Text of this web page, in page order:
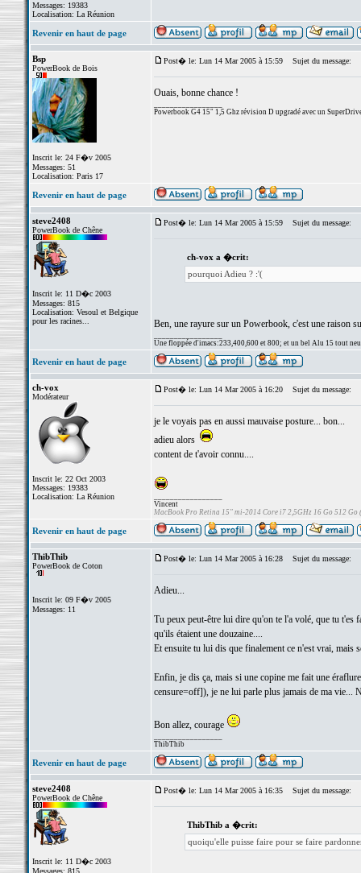
Messages: 19383
Localisation: La Réunion
Revenir en haut de page
Bsp
PowerBook de Bois
Inscrit le: 24 F�v 2005
Messages: 51
Localisation: Paris 17
Post� le: Lun 14 Mar 2005 à 15:59 Sujet du message:
Ouais, bonne chance !
Powerbook G4 15" 1,5 Ghz révision D upgradé avec un
Revenir en haut de page
steve2408
PowerBook de Chêne
Inscrit le: 11 D�c 2003
Messages: 815
Localisation: Vesoul et Belgique
pour les racines...
Post� le: Lun 14 Mar 2005 à 15:59 Sujet du message:
ch-vox a �crit:
pourquoi Adieu ? :'(
Ben, une rayure sur un Powerbook, c'est une raison
Une floppée d'imacs:233,400,600 et 800; et un bel Alu 15 tout
Revenir en haut de page
ch-vox
Modérateur
Inscrit le: 22 Oct 2003
Messages: 19383
Localisation: La Réunion
Post� le: Lun 14 Mar 2005 à 16:20 Sujet du message:
je le voyais pas en aussi mauvaise posture... bon...
adieu alors
content de t'avoir connu....
Vincent
MacBook Pro Retina 15" mi-2014 Core i7 2,5GHz 16 Go 512 Go
Revenir en haut de page
ThibThib
PowerBook de Coton
Inscrit le: 09 F�v 2005
Messages: 11
Post� le: Lun 14 Mar 2005 à 16:28 Sujet du message:
Adieu...
Tu peux peut-être lui dire qu'on te l'a volé, que tu t'es
qu'ils étaient une douzaine....
Et ensuite tu lui dis que finalement ce n'est vrai, mais
Enfin, je dis ça, mais si une copine me fait une
censure=off]), je ne lui parle plus jamais de ma vie...
Bon allez, courage
ThibThib
Revenir en haut de page
steve2408
PowerBook de Chêne
Inscrit le: 11 D�c 2003
Messages: 815
Post� le: Lun 14 Mar 2005 à 16:35 Sujet du message:
ThibThib a �crit:
quoiqu'elle puisse faire pour se faire